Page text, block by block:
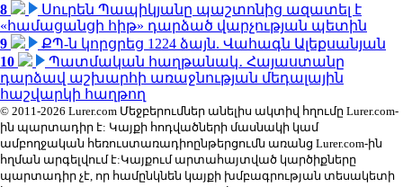
8
Սուրեն Պապիկյանը պաշտոնից ազատել է
«համացանցի հիթ» դարձած վարչության պետին
9
ՔՊ-ն կորցրեց 1224 ձայն. Վահագն Ալեքսանյան
10
Պատմական հաղթանակ․ Հայաստանը
դարձավ աշխարհի առաջնության մեդալային
հաշվարկի հաղթող
© 2011-2026 Lurer.com Մեջբերումներ անելիս ակտիվ հղումը Lurer.com-
ին պարտադիր է: Կայքի հոդվածների մասնակի կամ
ամբողջական հեռուստառադիոընթերցումն առանց Lurer.com-ին
հղման արգելվում է:Կայքում արտահայտված կարծիքները
պարտադիր չէ, որ համընկնեն կայքի խմբագրության տեսակետի